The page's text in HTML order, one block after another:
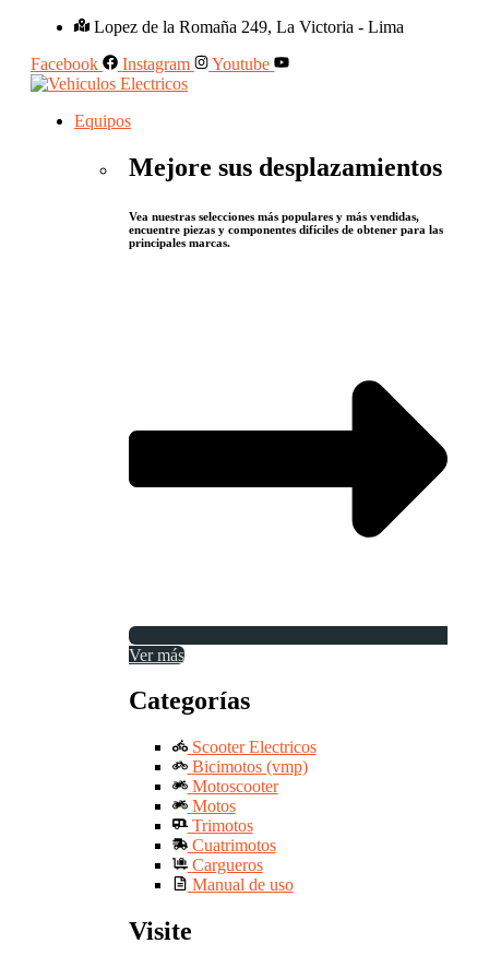
Lopez de la Romaña 249, La Victoria - Lima
Facebook
Instagram Youtube
Equipos
Mejore sus desplazamientos
Vea nuestras selecciones más populares y más vendidas,
encuentre piezas y componentes difíciles de obtener para las
principales marcas.
Ver más
Categorías
Scooter Electricos
Bicimotos (vmp)
Motoscooter
Motos
Trimotos
Cuatrimotos
Cargueros
Manual de uso
Visite